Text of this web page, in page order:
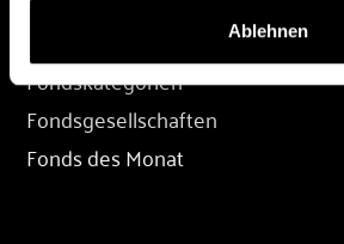
Ablehnen
Fondskategorien
Fondsgesellschaften
Fonds des Monat